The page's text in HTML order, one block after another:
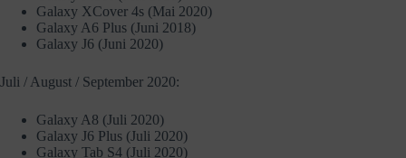
Galaxy XCover 4s (Mai 2020)
Galaxy A6 Plus (Juni 2018)
Galaxy J6 (Juni 2020)
Juli / August / September 2020:
Galaxy A8 (Juli 2020)
Galaxy J6 Plus (Juli 2020)
Galaxy Tab S4 (Juli 2020)